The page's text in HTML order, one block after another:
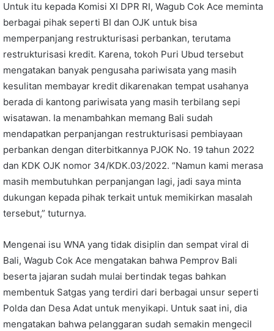
Untuk itu kepada Komisi XI DPR RI, Wagub Cok Ace meminta
berbagai pihak seperti BI dan OJK untuk bisa
memperpanjang restrukturisasi perbankan, terutama
restrukturisasi kredit. Karena, tokoh Puri Ubud tersebut
mengatakan banyak pengusaha pariwisata yang masih
kesulitan membayar kredit dikarenakan tempat usahanya
berada di kantong pariwisata yang masih terbilang sepi
wisatawan. Ia menambahkan memang Bali sudah
mendapatkan perpanjangan restrukturisasi pembiayaan
perbankan dengan diterbitkannya PJOK No. 19 tahun 2022
dan KDK OJK nomor 34/KDK.03/2022. “Namun kami merasa
masih membutuhkan perpanjangan lagi, jadi saya minta
dukungan kepada pihak terkait untuk memikirkan masalah
tersebut,” tuturnya.
Mengenai isu WNA yang tidak disiplin dan sempat viral di
Bali, Wagub Cok Ace mengatakan bahwa Pemprov Bali
beserta jajaran sudah mulai bertindak tegas bahkan
membentuk Satgas yang terdiri dari berbagai unsur seperti
Polda dan Desa Adat untuk menyikapi. Untuk saat ini, dia
mengatakan bahwa pelanggaran sudah semakin mengecil